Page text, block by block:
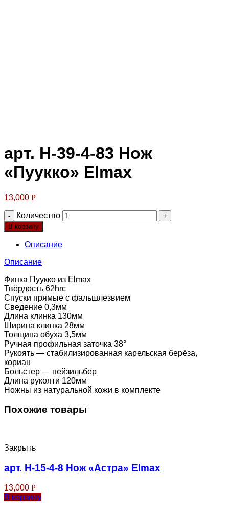
арт. Н-39-4-83 Нож
«Пуукко» Elmax
13,000 Р
Количество
В корзину
Описание
Описание
Финка Пуукко из Elmax
Твёрдость 62hrc
Спуски прямые с фальшлезвием
Сведение 0,3мм
Длина клинка 130мм
Ширина клинка 28мм
Толщина обуха 3,5мм
Ручная профильная заточка 38°
Рукоять — стабилизированная карельская берёза,
кориан
Больстер — нейзильбер
Длина рукояти 120мм
Ножны из натуральной кожи в комплекте
Похожие товары
Закрыть
арт. Н-15-4-8 Нож «Астра» Elmax
13,000 Р
В корзину